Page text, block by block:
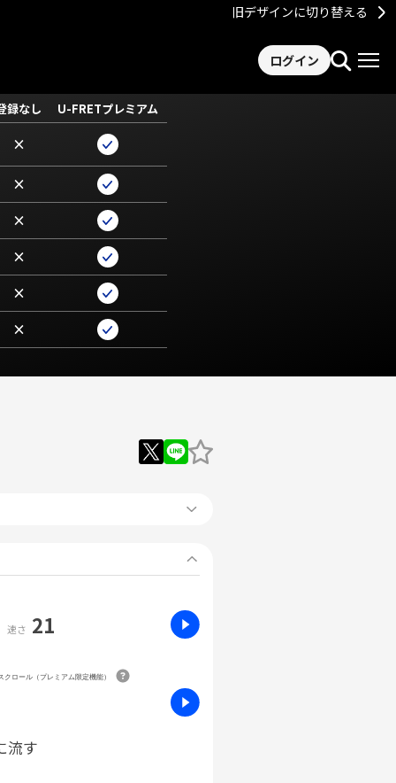
旧デザインに切り替える
ログイン
録なし U-FRETプレミアム
×
×
×
×
×
×
速さ 21
クロール（プレミアム限定機能）
流す